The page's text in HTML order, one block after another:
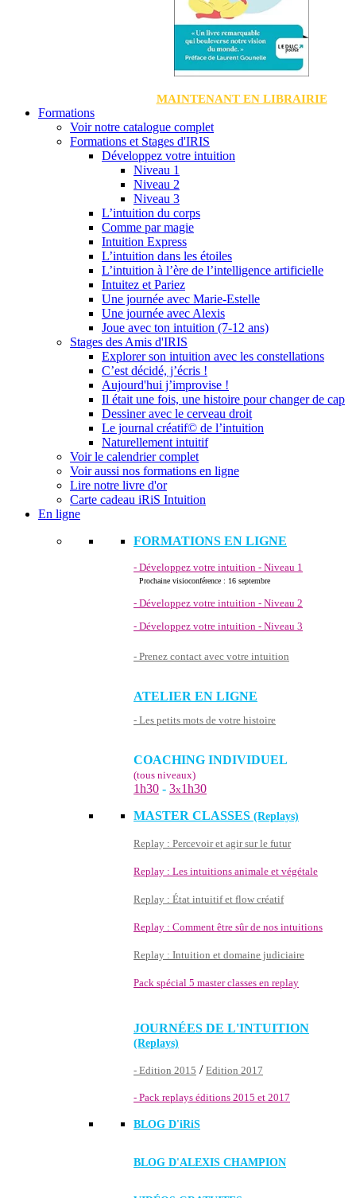
MAINTENANT EN LIBRAIRIE
Formations
Voir notre catalogue complet
Formations et Stages d'IRIS
Développez votre intuition
Niveau 1
Niveau 2
Niveau 3
L’intuition du corps
Comme par magie
Intuition Express
L’intuition dans les étoiles
L’intuition à l’ère de l’intelligence artificielle
Intuitez et Pariez
Une journée avec Marie-Estelle
Une journée avec Alexis
Joue avec ton intuition (7-12 ans)
Stages des Amis d'IRIS
Explorer son intuition avec les constellations
C’est décidé, j’écris !
Aujourd'hui j’improvise !
Il était une fois, une histoire pour changer de cap
Dessiner avec le cerveau droit
Le journal créatif© de l’intuition
Naturellement intuitif
Voir le calendrier complet
Voir aussi nos formations en ligne
Lire notre livre d'or
Carte cadeau iRiS Intuition
En ligne
FORMATIONS EN LIGNE
- Développez votre intuition - Niveau 1
Prochaine visioconférence : 16 septembre
- Développez votre intuition - Niveau 2
- Développez votre intuition - Niveau 3
- Prenez contact avec votre intuition
ATELIER EN LIGNE
- Les petits mots de votre histoire
COACHING INDIVIDUEL
(tous niveaux)
1h30 - 3x1h30
MASTER CLASSES (Replays)
Replay : Percevoir et agir sur le futur
Replay : Les intuitions animale et végétale
Replay : État intuitif et flow créatif
Replay : Comment être sûr de nos intuitions
Replay : Intuition et domaine judiciaire
Pack spécial 5 master classes en replay
JOURNÉES DE L'INTUITION
(Replays)
- Edition 2015 / Edition 2017
- Pack replays éditions 2015 et 2017
BLOG D'iRiS
BLOG D'ALEXIS CHAMPION